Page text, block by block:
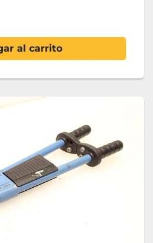
al carrito